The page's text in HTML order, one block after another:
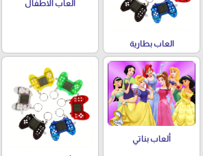
العاب بطارية
العاب الاطفال
ألعاب بناتي